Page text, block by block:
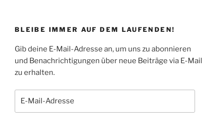
BLEIBE IMMER AUF DEM LAUFENDEN!
Gib deine E-Mail-Adresse an, um uns zu abonnieren
und Benachrichtigungen über neue Beiträge via E-Mail
zu erhalten.